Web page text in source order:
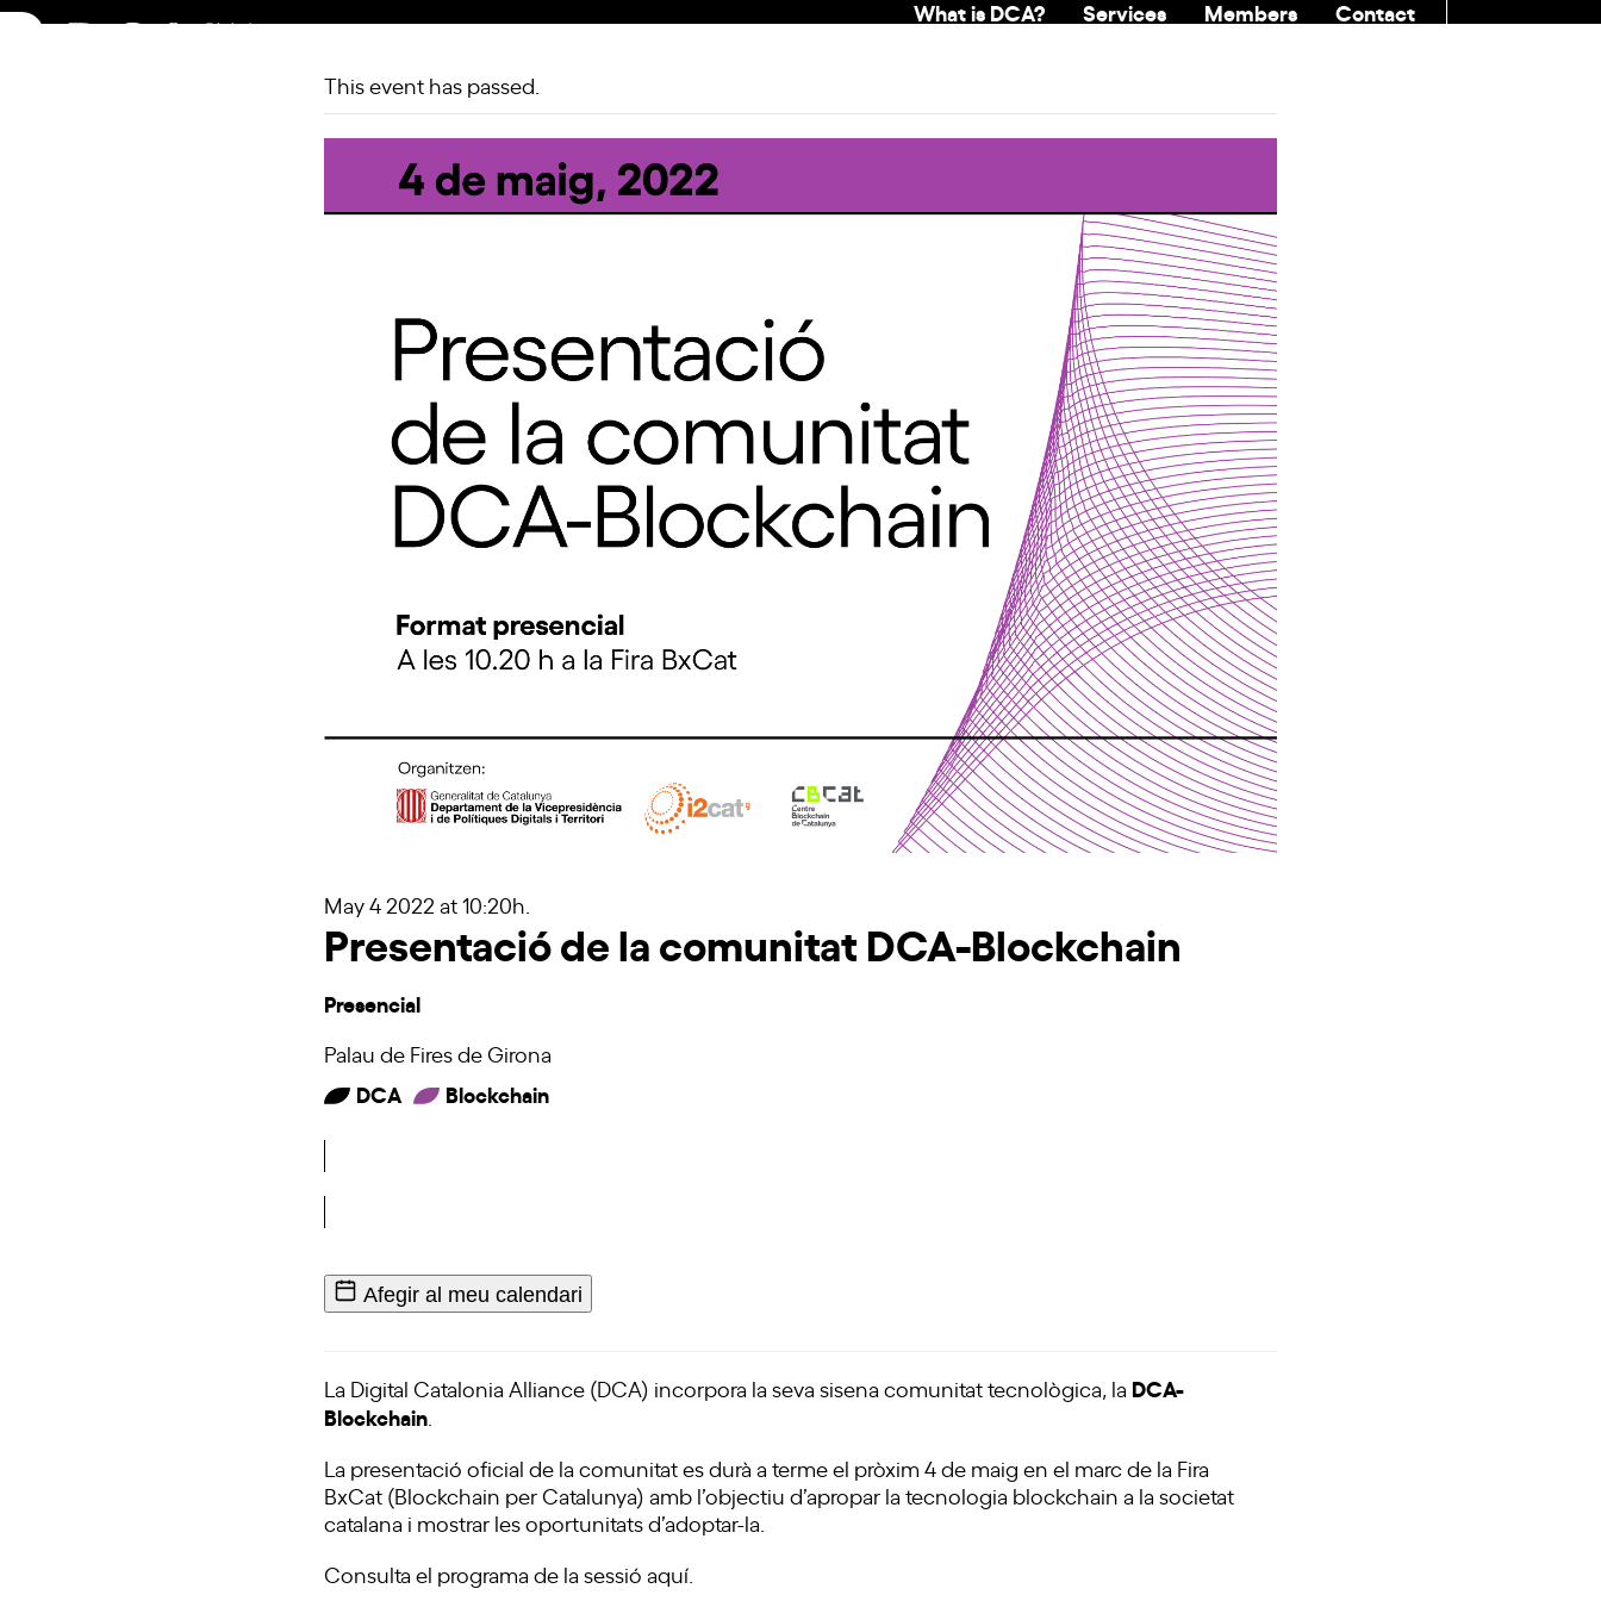
Skip
What is DCA? Services Members
Contact
This event has passed.
May 4 2022 at 10:20h.
Presentació de la comunitat DCA-Blockchain
Presencial
Palau de Fires de Girona
DCA Blockchain
Afegir al meu calendari
La Digital Catalonia Alliance (DCA) incorpora la seva sisena comunitat tecnològica, la DCA-
Blockchain
La presentació oficial de la comunitat es durà a terme el pròxim 4 de maig en el marc de la Fira
BxCat (Blockchain per Catalunya) amb l’objectiu d’apropar la tecnologia blockchain a la societat
catalana i mostrar les oportunitats d’adoptar-la.
Consulta el programa de la sessió aquí.